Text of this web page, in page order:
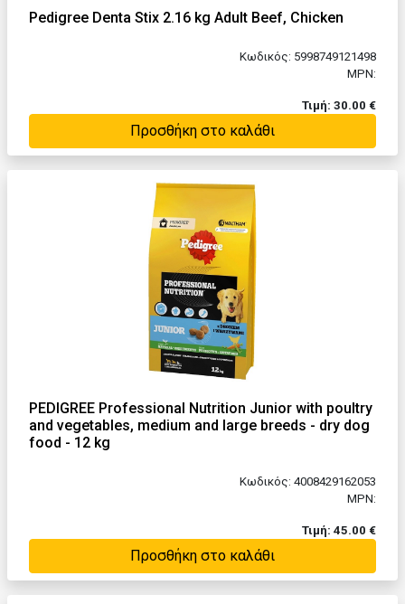
Pedigree Denta Stix 2.16 kg Adult Beef, Chicken
Κωδικός: 5998749121498
MPN:
Τιμή: 30.00 €
Προσθήκη στο καλάθι
PEDIGREE Professional Nutrition Junior with poultry
and vegetables, medium and large breeds - dry dog
food - 12 kg
Κωδικός: 4008429162053
MPN:
Τιμή: 45.00 €
Προσθήκη στο καλάθι